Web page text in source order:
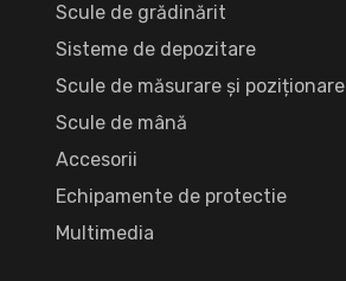
Scule de grădinărit
Sisteme de depozitare
Scule de măsurare și poziționare
Scule de mână
Accesorii
Echipamente de protectie
Multimedia